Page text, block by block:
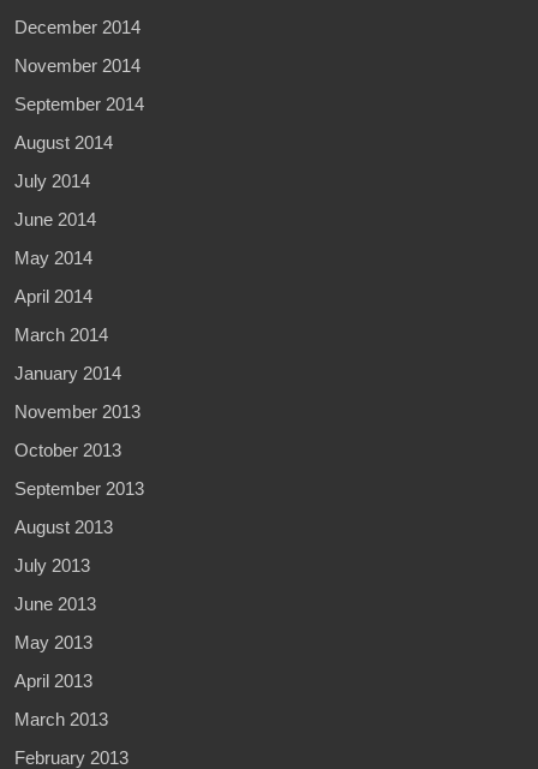
December 2014
November 2014
September 2014
August 2014
July 2014
June 2014
May 2014
April 2014
March 2014
January 2014
November 2013
October 2013
September 2013
August 2013
July 2013
June 2013
May 2013
April 2013
March 2013
February 2013